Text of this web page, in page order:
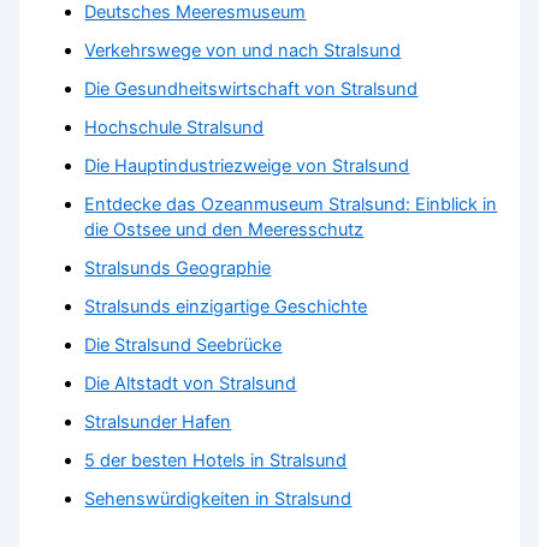
Deutsches Meeresmuseum
Verkehrswege von und nach Stralsund
Die Gesundheitswirtschaft von Stralsund
Hochschule Stralsund
Die Hauptindustriezweige von Stralsund
Entdecke das Ozeanmuseum Stralsund: Einblick in
die Ostsee und den Meeresschutz
Stralsunds Geographie
Stralsunds einzigartige Geschichte
Die Stralsund Seebrücke
Die Altstadt von Stralsund
Stralsunder Hafen
5 der besten Hotels in Stralsund
Sehenswürdigkeiten in Stralsund